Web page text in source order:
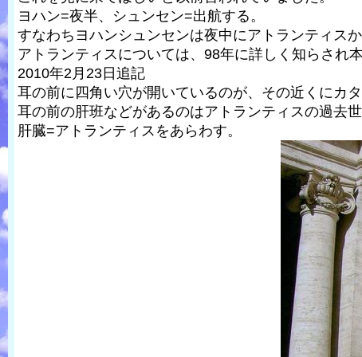
ヨハン=夜半、シュンセン=出航する。
すなわちヨハンシュンセンは夜中にアトランティス
アトランティスについては、98年に詳しく知らされ
2010年2月23日追記
耳の前に四角い穴が開いているのが、その近くにカ
耳の前の肝班などがあるのはアトランティスの過去世
肝臓=アトランティスをあらわす。